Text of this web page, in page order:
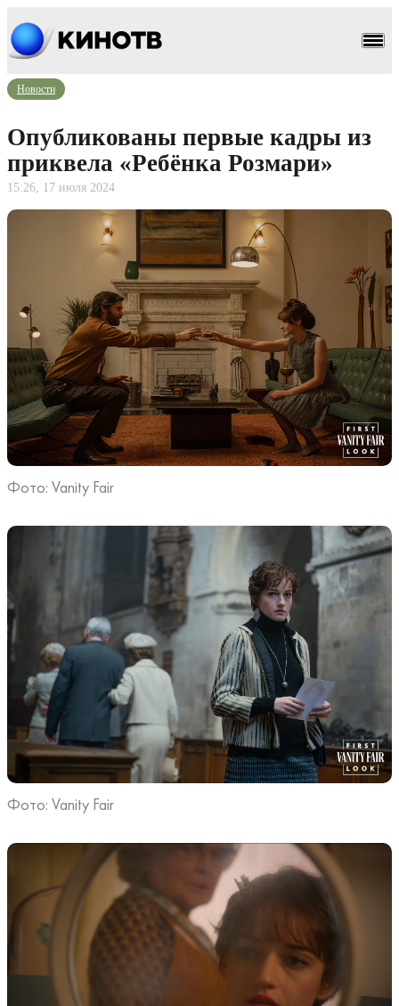
Новости
Опубликованы первые кадры из
приквела «Ребёнка Розмари»
15:26, 17 июля 2024
Фото: Vanity Fair
Фото: Vanity Fair